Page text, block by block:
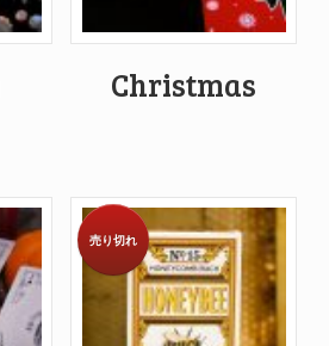
Christmas
売り切れ